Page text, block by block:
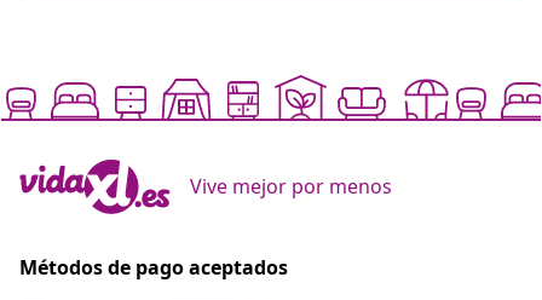
Vive mejor por menos
Métodos de pago aceptados